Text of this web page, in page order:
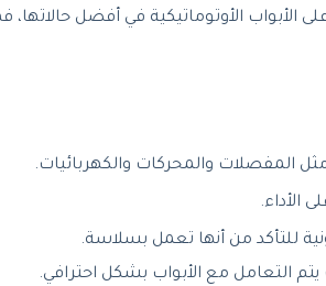
الأبواب الأوتوماتيكية في أفضل
المفصلات والمحركات والكهربائيات.
الأداء.
للتأكد من أنها تعمل بسلاسة.
التعامل مع الأبواب بشكل احترافي.